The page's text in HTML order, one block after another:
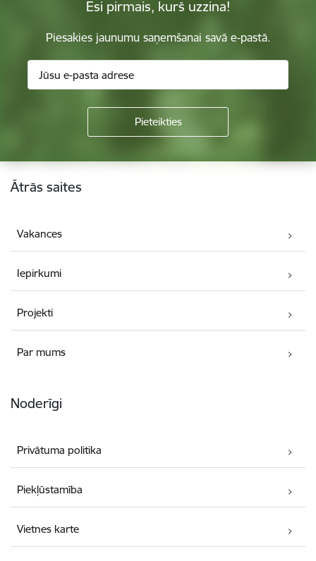
Esi pirmais, kurš uzzina!
Piesakies jaunumu saņemšanai savā e-pastā.
Kājene
Ātrās saites
Vakances
Iepirkumi
Projekti
Par mums
Noderīgi
Privātuma politika
Piekļūstamība
Vietnes karte